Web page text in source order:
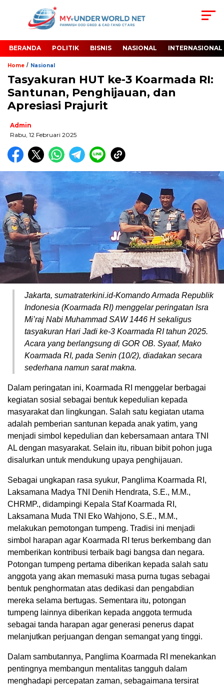
BERANDA POLITIK BISNIS NASIONAL INTERNASIONAL
Home / Nasional
Tasyakuran HUT ke-3 Koarmada RI:
Santunan, Penghijauan, dan
Apresiasi Prajurit
Admin
Rabu, 12 Februari 2025
Jakarta, sumatraterkini.id-Komando Armada Republik
Indonesia (Koarmada RI) menggelar peringatan Isra
Mi’raj Nabi Muhammad SAW 1446 H sekaligus
tasyakuran Hari Jadi ke-3 Koarmada RI tahun 2025.
Acara yang berlangsung di GOR OB. Syaaf, Mako
Koarmada RI, pada Senin (10/2), diadakan secara
sederhana namun sarat makna.
Dalam peringatan ini, Koarmada RI menggelar berbagai
kegiatan sosial sebagai bentuk kepedulian kepada
masyarakat dan lingkungan. Salah satu kegiatan utama
adalah pemberian santunan kepada anak yatim, yang
menjadi simbol kepedulian dan kebersamaan antara TNI
AL dengan masyarakat. Selain itu, ribuan bibit pohon juga
disalurkan untuk mendukung upaya penghijauan.
Sebagai ungkapan rasa syukur, Panglima Koarmada RI,
Laksamana Madya TNI Denih Hendrata, S.E., M.M.,
CHRMP., didampingi Kepala Staf Koarmada RI,
Laksamana Muda TNI Eko Wahjono, S.E., M.M.,
melakukan pemotongan tumpeng. Tradisi ini menjadi
simbol harapan agar Koarmada RI terus berkembang dan
memberikan kontribusi terbaik bagi bangsa dan negara.
Potongan tumpeng pertama diberikan kepada salah satu
anggota yang akan memasuki masa purna tugas sebagai
bentuk penghormatan atas dedikasi dan pengabdian
mereka selama bertugas. Sementara itu, potongan
tumpeng lainnya diberikan kepada anggota termuda
sebagai tanda harapan agar generasi penerus dapat
melanjutkan perjuangan dengan semangat yang tinggi.
Dalam sambutannya, Panglima Koarmada RI menekankan
pentingnya membangun mentalitas tangguh dalam
menghadapi percepatan zaman, sebagaimana tersirat